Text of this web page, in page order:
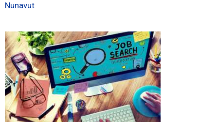
Nunavut